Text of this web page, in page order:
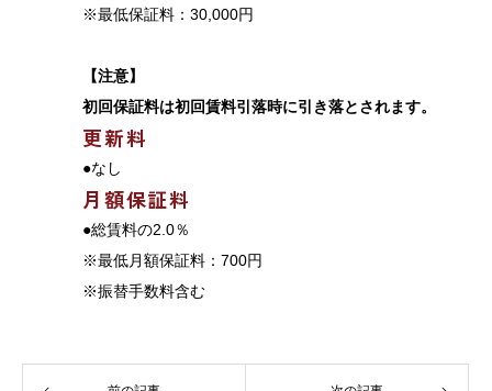
※最低保証料：30,000円
【注意】
初回保証料は初回賃料引落時に引き落とされます。
更新料
●なし
月額保証料
●総賃料の2.0％
※最低月額保証料：700円
※振替手数料含む